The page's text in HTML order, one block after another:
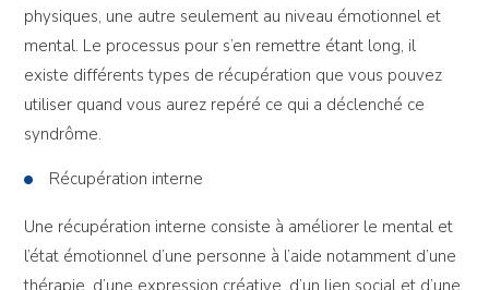
physiques, une autre seulement au niveau émotionnel et
mental. Le processus pour s’en remettre étant long, il
existe différents types de récupération que vous pouvez
utiliser quand vous aurez repéré ce qui a déclenché ce
syndrôme.
Récupération interne
Une récupération interne consiste à améliorer le mental et
l’état émotionnel d’une personne à l’aide notamment d’une